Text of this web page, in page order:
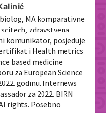
MA komparativne
zdravstvena
komunikator, posjeduje
i Health metrics
based medicine
za European Science
godinu. Internews
za 2022. BIRN
rights. Posebno